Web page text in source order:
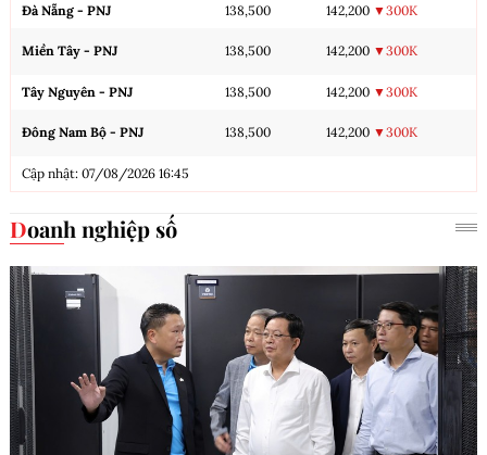
Đà Nẵng - PNJ 138,500 142,200 ▼300K
Miền Tây - PNJ 138,500 142,200 ▼300K
Tây Nguyên - PNJ 138,500 142,200 ▼300K
Đông Nam Bộ - PNJ 138,500 142,200 ▼300K
Cập nhật: 07/08/2026 16:45
Doanh nghiệp số